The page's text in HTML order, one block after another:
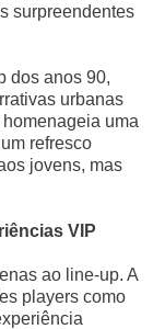
surpreendentes
dos anos 90,
urbanas
uma
refresco
jovens, mas
VIP
ao line-up. A
players como